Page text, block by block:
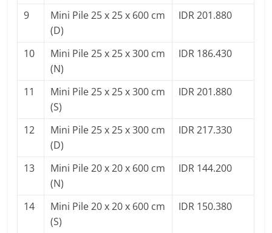
9
Mini Pile 25 x 25 x 600 cm
(D)
IDR 201.880
10
Mini Pile 25 x 25 x 300 cm
(N)
IDR 186.430
11
Mini Pile 25 x 25 x 300 cm
(S)
IDR 201.880
12
Mini Pile 25 x 25 x 300 cm
(D)
IDR 217.330
13
Mini Pile 20 x 20 x 600 cm
(N)
IDR 144.200
14
Mini Pile 20 x 20 x 600 cm
(S)
IDR 150.380